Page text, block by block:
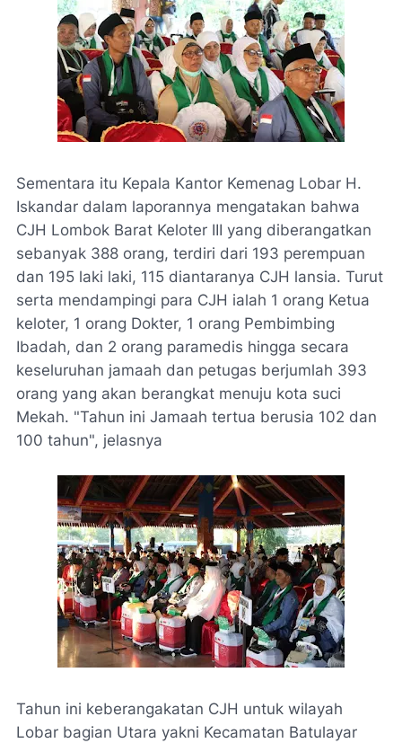
Sementara itu Kepala Kantor Kemenag Lobar H.
Iskandar dalam laporannya mengatakan bahwa
CJH Lombok Barat Keloter III yang diberangatkan
sebanyak 388 orang, terdiri dari 193 perempuan
dan 195 laki laki, 115 diantaranya CJH lansia. Turut
serta mendampingi para CJH ialah 1 orang Ketua
keloter, 1 orang Dokter, 1 orang Pembimbing
Ibadah, dan 2 orang paramedis hingga secara
keseluruhan jamaah dan petugas berjumlah 393
orang yang akan berangkat menuju kota suci
Mekah. "Tahun ini Jamaah tertua berusia 102 dan
100 tahun", jelasnya
Tahun ini keberangakatan CJH untuk wilayah
Lobar bagian Utara yakni Kecamatan Batulayar